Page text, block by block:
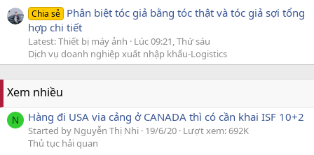
Chia sẻ Phân biệt tóc giả bằng tóc thật và tóc giả sợi tổng
hợp chi tiết
Latest: Thiết bị máy ảnh
Lúc 09:21, Thứ sáu
Dịch vụ doanh nghiệp xuất nhập khẩu-Logistics
Xem nhiều
N Hàng đi USA via cảng ở CANADA thì có cần khai ISF 10+2
Started by Nguyễn Thị Nhi 19/6/20 Lượt xem: 692K
Thủ tục hải quan